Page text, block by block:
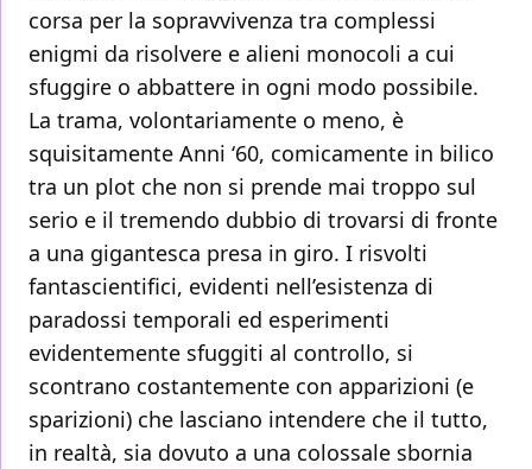
corsa per la sopravvivenza tra complessi
enigmi da risolvere e alieni monocoli a cui
sfuggire o abbattere in ogni modo possibile.
La trama, volontariamente o meno, è
squisitamente Anni ‘60, comicamente in bilico
tra un plot che non si prende mai troppo sul
serio e il tremendo dubbio di trovarsi di fronte
a una gigantesca presa in giro. I risvolti
fantascientifici, evidenti nell’esistenza di
paradossi temporali ed esperimenti
evidentemente sfuggiti al controllo, si
scontrano costantemente con apparizioni (e
sparizioni) che lasciano intendere che il tutto,
in realtà, sia dovuto a una colossale sbornia